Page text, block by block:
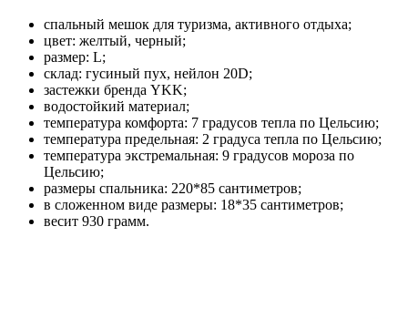
спальный мешок для туризма, активного отдыха;
цвет: желтый, черный;
размер: L;
склад: гусиный пух, нейлон 20D;
застежки бренда YKK;
водостойкий материал;
температура комфорта: 7 градусов тепла по Цельсию;
температура предельная: 2 градуса тепла по Цельсию;
температура экстремальная: 9 градусов мороза по
Цельсию;
размеры спальника: 220*85 сантиметров;
в сложенном виде размеры: 18*35 сантиметров;
весит 930 грамм.